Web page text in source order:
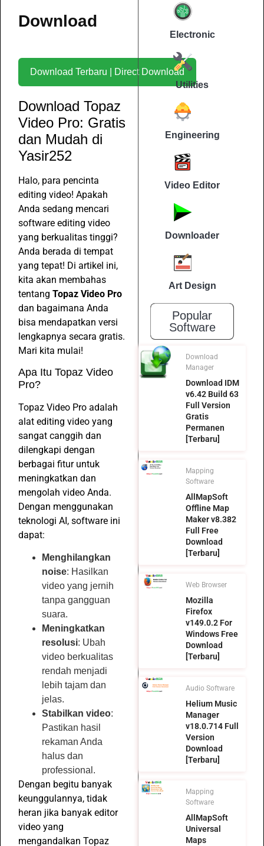
Download
Download Terbaru | Direct Download
Download Topaz
Video Pro: Gratis
dan Mudah di
Yasir252
Halo, para pencinta
editing video! Apakah
Anda sedang mencari
software editing video
yang berkualitas tinggi?
Anda berada di tempat
yang tepat! Di artikel ini,
kita akan membahas
tentang Topaz Video Pro
dan bagaimana Anda
bisa mendapatkan versi
lengkapnya secara gratis.
Mari kita mulai!
Apa Itu Topaz Video
Pro?
Topaz Video Pro adalah
alat editing video yang
sangat canggih dan
dilengkapi dengan
berbagai fitur untuk
meningkatkan dan
mengolah video Anda.
Dengan menggunakan
teknologi AI, software ini
dapat:
Menghilangkan
noise: Hasilkan
video yang jernih
tanpa gangguan
suara.
Meningkatkan
resolusi: Ubah
video berkualitas
rendah menjadi
lebih tajam dan
jelas.
Stabilkan video:
Pastikan hasil
rekaman Anda
halus dan
professional.
Dengan begitu banyak
keunggulannya, tidak
heran jika banyak editor
video yang
mengandalkan Topaz
Electronic
Utilities
Engineering
Video Editor
Downloader
Art Design
Popular
Software
Download
Manager
Download IDM
v6.42 Build 63
Full Version
Gratis
Permanen
[Terbaru]
Mapping
Software
AllMapSoft
Offline Map
Maker v8.382
Full Free
Download
[Terbaru]
Web Browser
Mozilla
Firefox
v149.0.2 For
Windows Free
Download
[Terbaru]
Audio Software
Helium Music
Manager
v18.0.714 Full
Version
Download
[Terbaru]
Mapping
Software
AllMapSoft
Universal
Maps